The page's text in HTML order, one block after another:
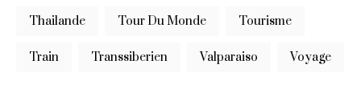
Thailande Tour Du Monde Tourisme
Train Transsiberien Valparaiso Voyage